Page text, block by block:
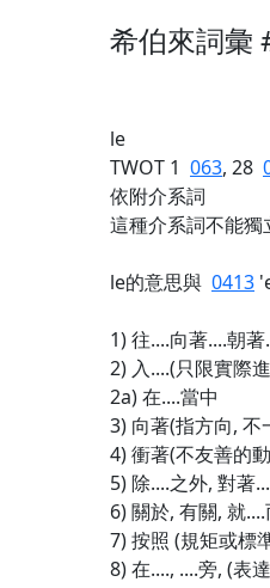
希伯來詞彙
le
TWOT 1 063, 28
依附介系詞
這種介系詞不能獨
le的意思與 0413
1) 往....向著....朝
2) 入....(只限實際
2a) 在....當中
3) 向著(指方向,
4) 衝著(不友善的
5) 除....之外, 對著
6) 關於, 有關, 就
7) 按照 (規矩或標
8) 在...., ....旁, (表